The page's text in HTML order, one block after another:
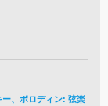
ー、ボロディン: 弦楽